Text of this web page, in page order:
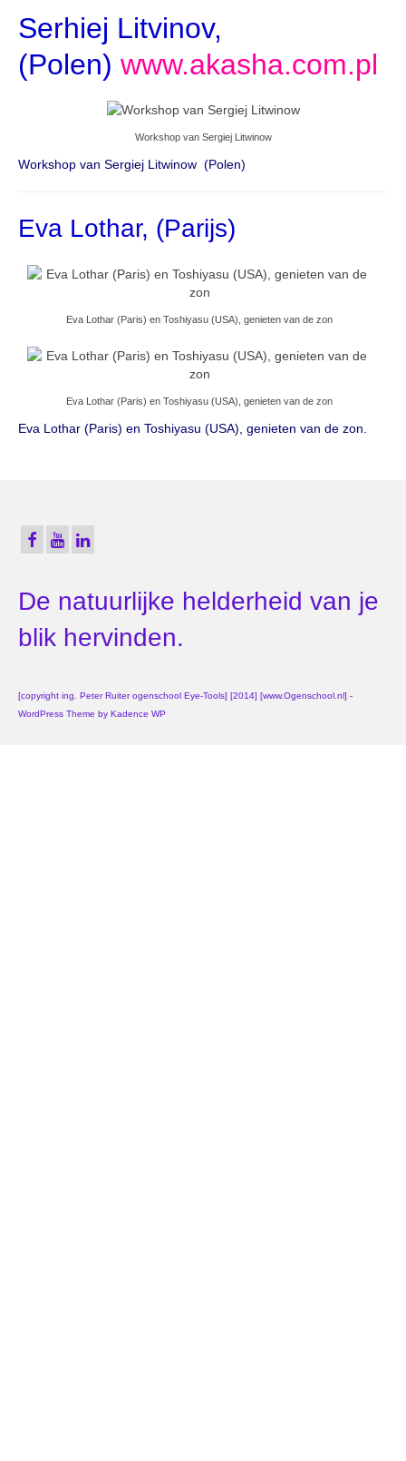
Serhiej Litvinov,
(Polen) www.akasha.com.pl
Workshop van Sergiej Litwinow
Workshop van Sergiej Litwinow (Polen)
Eva Lothar, (Parijs)
Eva Lothar (Paris) en Toshiyasu (USA), genieten van de zon
Eva Lothar (Paris) en Toshiyasu (USA), genieten van de zon
Eva Lothar (Paris) en Toshiyasu (USA), genieten van de zon.
De natuurlijke helderheid van je
blik hervinden.
[copyright ing. Peter Ruiter ogenschool Eye-Tools] [2014] [www.Ogenschool.nl] -
WordPress Theme by Kadence WP